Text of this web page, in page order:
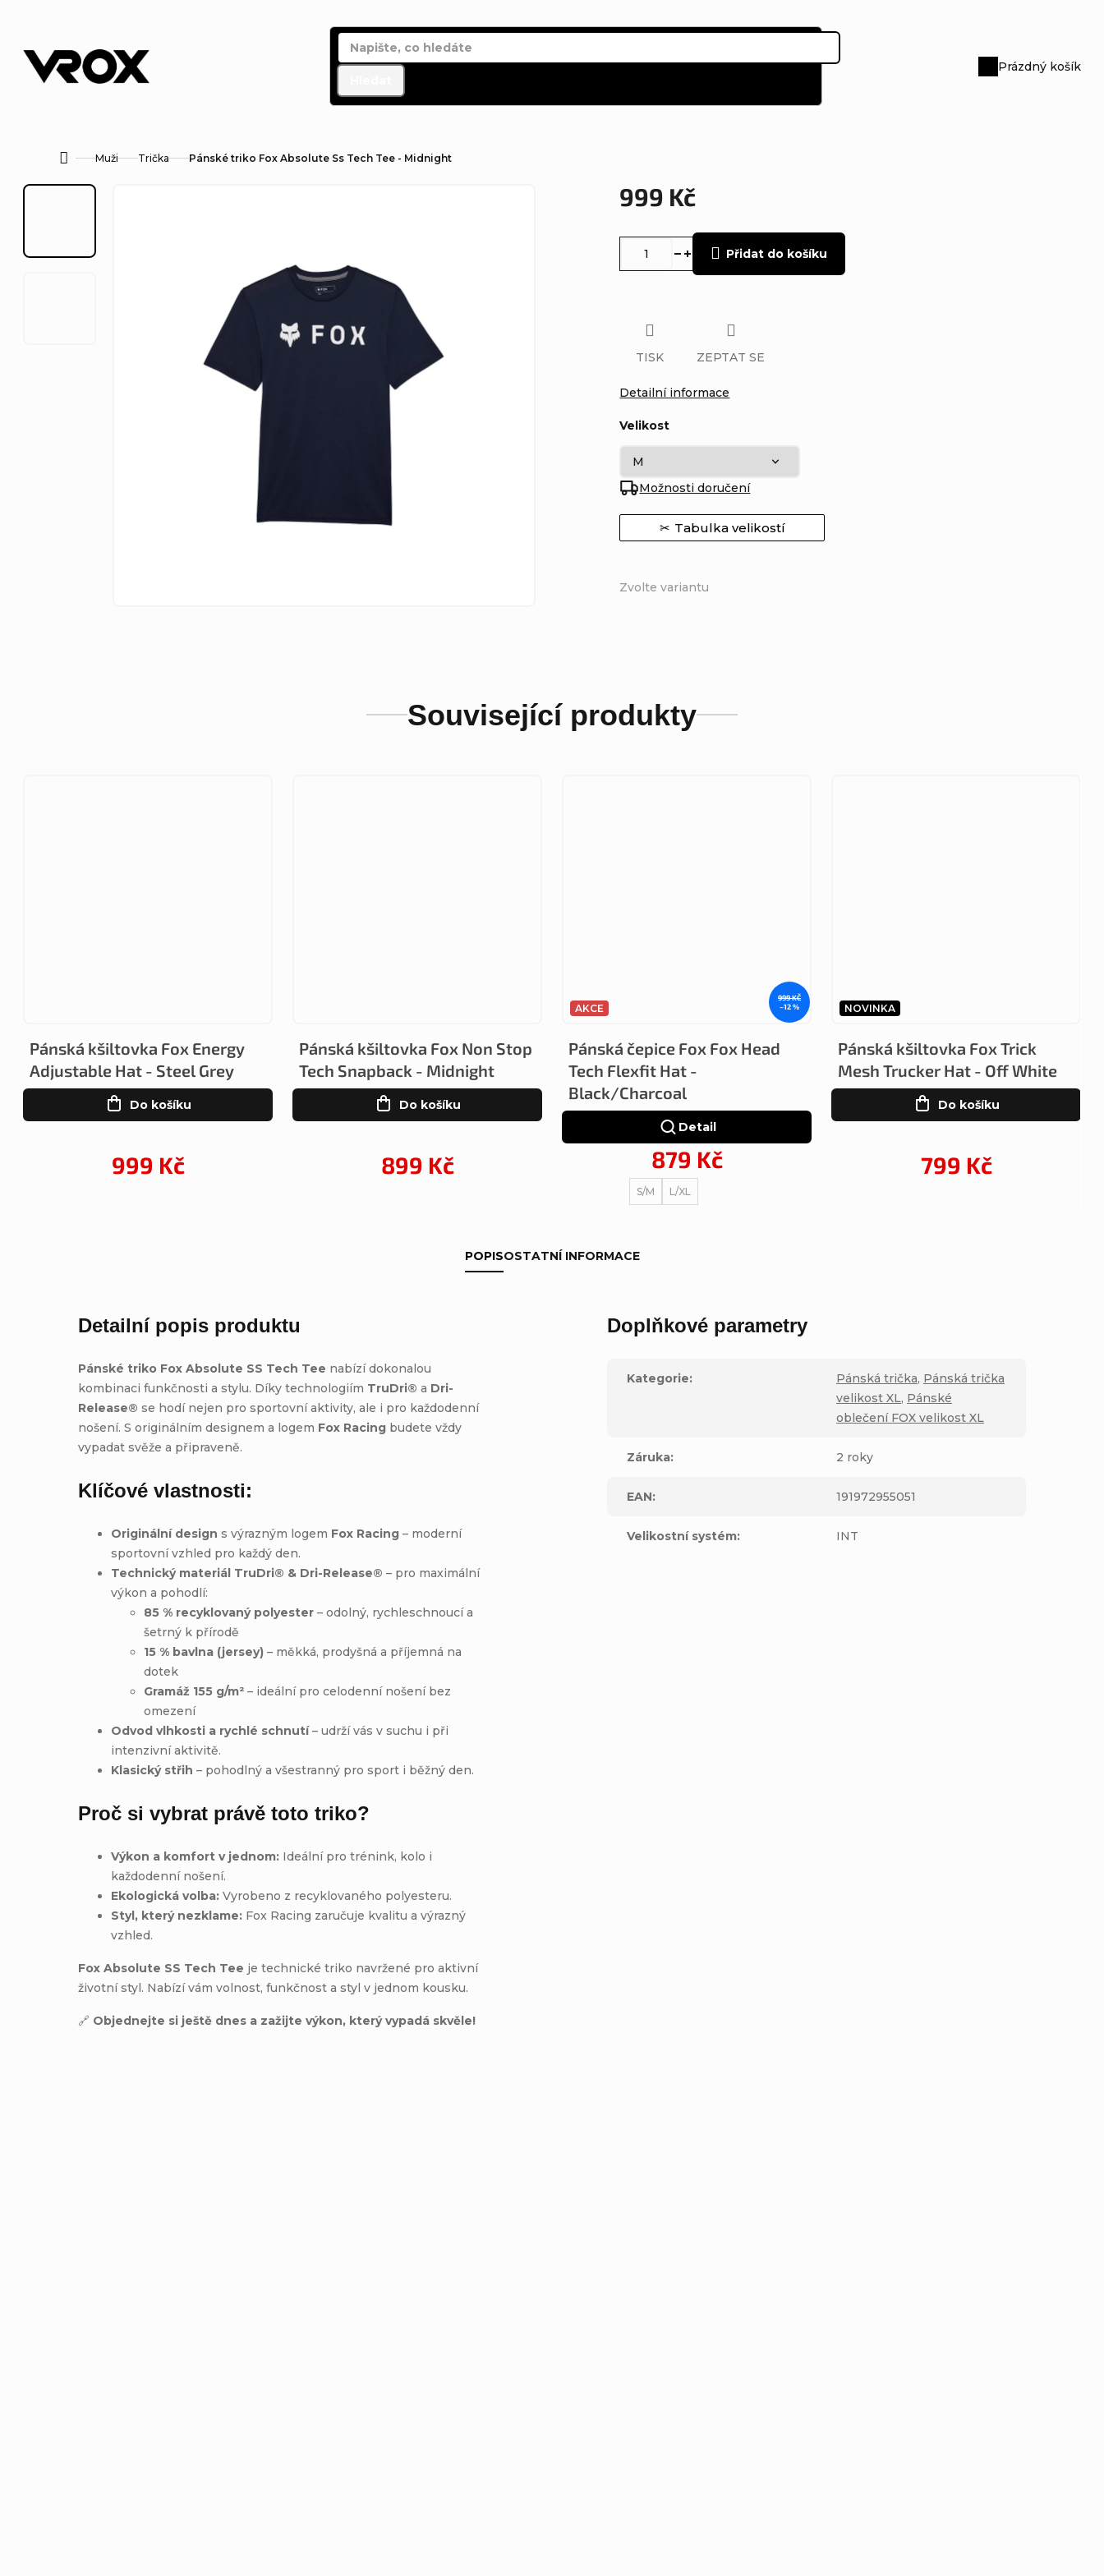
obsah
Nákupní
Prázdný košík
DomůMuži Trička Pánské triko Fox Absolute Ss Tech Tee - Midnight
999 Kč
Zvolte variantu
Velikost
Možnosti doručení
Tabulka velikostí
Přidat do košíku
Detailní informace
TISK ZEPTAT SE
Související produkty
Pánská kšiltovka Fox Energy
Adjustable Hat - Steel Grey
999 Kč
Do košíku
Pánská kšiltovka Fox Non Stop
Tech Snapback - Midnight
899 Kč
Do košíku
AKCE
999 KČ
–12 %
Pánská čepice Fox Fox Head
Tech Flexfit Hat -
Black/Charcoal
879 Kč
Detail
S/M L/XL
NOVINKA
Pánská kšiltovka Fox Trick
Mesh Trucker Hat - Off White
799 Kč
Do košíku
POPISOSTATNÍ INFORMACE
Detailní popis produktu
Pánské triko Fox Absolute SS Tech Tee nabízí dokonalou
kombinaci funkčnosti a stylu. Díky technologiím TruDri® a Dri-
Release® se hodí nejen pro sportovní aktivity, ale i pro každodenní
nošení. S originálním designem a logem Fox Racing budete vždy
vypadat svěže a připraveně.
Klíčové vlastnosti:
Originální design s výrazným logem Fox Racing – moderní
sportovní vzhled pro každý den.
Technický materiál TruDri® & Dri-Release® – pro maximální
výkon a pohodlí:
85 % recyklovaný polyester – odolný, rychleschnoucí a
šetrný k přírodě
15 % bavlna (jersey) – měkká, prodyšná a příjemná na
dotek
Gramáž 155 g/m² – ideální pro celodenní nošení bez
omezení
Odvod vlhkosti a rychlé schnutí– udrží vás v suchu i při
intenzivní aktivitě.
Klasický střih – pohodlný a všestranný pro sport i běžný den.
Proč si vybrat právě toto triko?
Výkon a komfort v jednom: Ideální pro trénink, kolo i
každodenní nošení.
Ekologická volba: Vyrobeno z recyklovaného polyesteru.
Styl, který nezklame: Fox Racing zaručuje kvalitu a výrazný
vzhled.
Fox Absolute SS Tech Tee je technické triko navržené pro aktivní
životní styl. Nabízí vám volnost, funkčnost a styl v jednom kousku.
🔗 Objednejte si ještě dnes a zažijte výkon, který vypadá skvěle!
Doplňkové parametry
Kategorie: Pánská trička, Pánská trička
velikost XL, Pánské
oblečení FOX velikost XL
Záruka: 2 roky
EAN: 191972955051
Velikostní systém: INT